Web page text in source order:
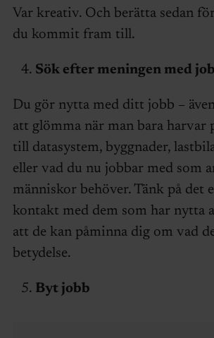
Var kreativ. Och berätta sedan
du kommit fram till.
Sök efter meningen med
Du gör nytta med ditt jobb –
att glömma när man bara harvar
till datasystem, byggnader,
eller vad du nu jobbar med som
människor behöver. Tänk på det
kontakt med dem som har nytta
att de kan påminna dig om vad
betydelse.
Byt jobb